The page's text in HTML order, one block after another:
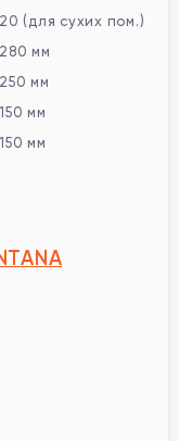
20 (для сухих пом.)
280 мм
250 мм
150 мм
150 мм